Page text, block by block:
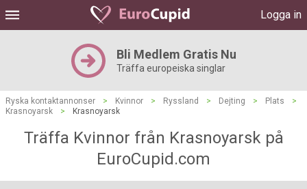
Logga in
Bli Medlem Gratis Nu
Träffa europeiska singlar
Ryska kontaktannonser > Kvinnor > Ryssland > Dejting > Plats
>
Krasnoyarsk
> Krasnoyarsk
Träffa Kvinnor från Krasnoyarsk på
EuroCupid.com